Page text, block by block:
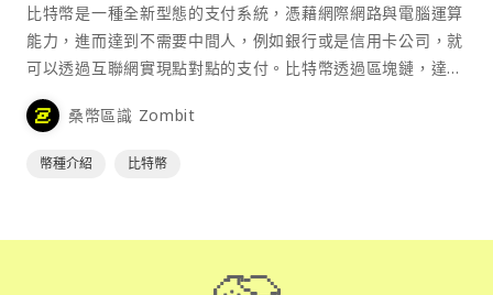
比特幣是一種全新型態的支付系統，憑藉網際網路與電腦運算
能力，進而達到不需要中間人，例如銀行或是信用卡公司，就
可以透過互聯網實現點對點的支付。比特幣透過區塊鏈，達到
去中心化的特性，確保其流通的安全性。
桑幣區識 Zombit
幣種介紹 比特幣